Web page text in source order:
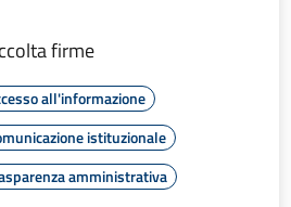
firme
all'informazione
istituzionale
amministrativa